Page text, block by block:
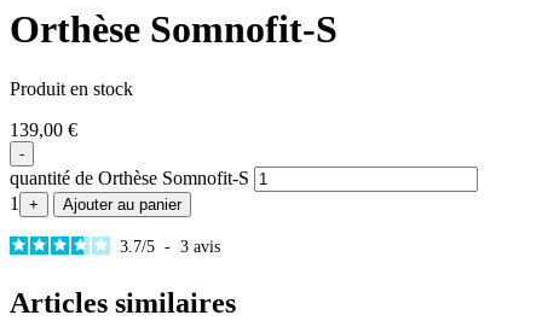
Orthèse Somnofit-S
Produit en stock
139,00 €
-
quantité de Orthèse Somnofit-S
1
+ Ajouter au panier
3.7/5 - 3 avis
Articles similaires